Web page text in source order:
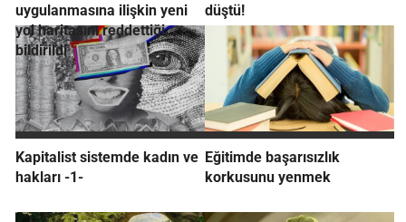
uygulanmasına ilişkin yeni
yol haritasını reddettiği
bildirildi
düştü!
Kapitalist sistemde kadın ve
hakları -1-
Eğitimde başarısızlık
korkusunu yenmek